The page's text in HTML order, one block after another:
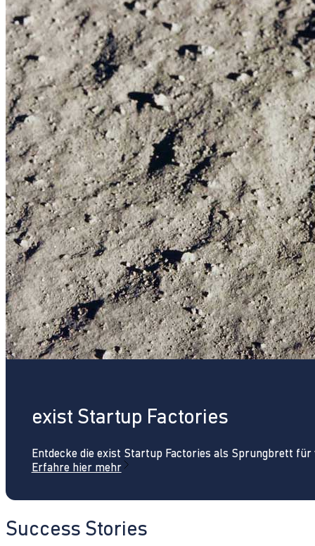
exist Startup Factories
Entdecke die exist Startup Factories als Sprungbrett
Erfahre hier mehr
Success Stories